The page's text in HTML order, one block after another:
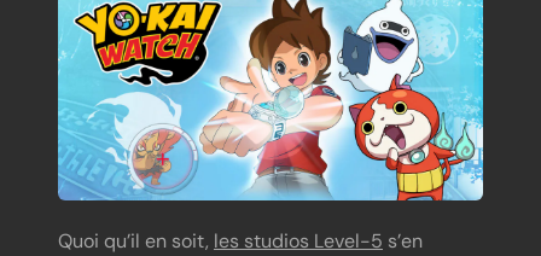
Quoi qu’il en soit, les studios Level-5 s’en